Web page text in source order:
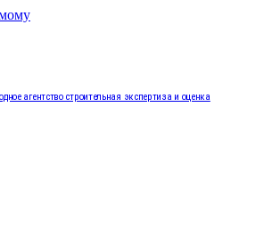
агентство строительная экспертиза и оценка